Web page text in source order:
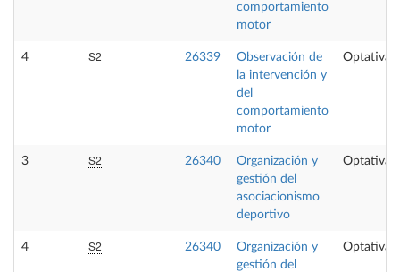
comportamiento
motor
4 S2 26339
Observación de
la intervención y
del
comportamiento
motor
Optativa
3 S2 26340
Organización y
gestión del
asociacionismo
deportivo
Optativa
4 S2 26340
Organización y
gestión del
Optativa